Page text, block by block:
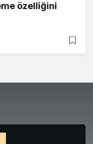
özelliğini